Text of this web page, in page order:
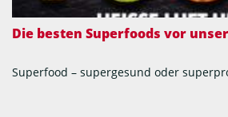
Die besten Superfoods vor
Superfood – supergesund oder